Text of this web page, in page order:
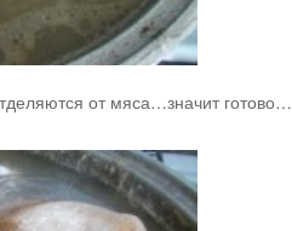
от мяса…значит готово…